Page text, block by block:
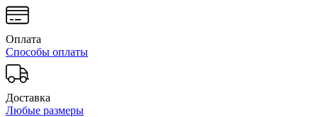
Оплата
Способы оплаты
Доставка
Любые размеры